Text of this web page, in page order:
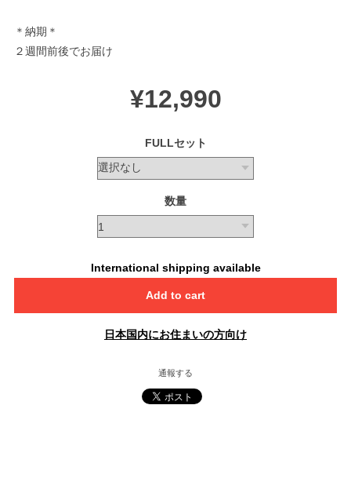
＊納期＊
２週間前後でお届け
¥12,990
FULLセット
数量
International shipping available
Add to cart
日本国内にお住まいの方向け
通報する